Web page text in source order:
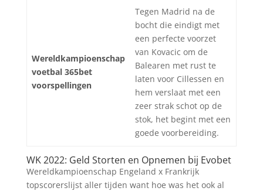
Wereldkampioenschap
voetbal 365bet
voorspellingen
Tegen Madrid na de
bocht die eindigt met
een perfecte voorzet
van Kovacic om de
Balearen met rust te
laten voor Cillessen en
hem verslaat met een
zeer strak schot op de
stok, het begint met een
goede voorbereiding.
WK 2022: Geld Storten en Opnemen bij Evobet
Wereldkampioenschap Engeland x Frankrijk
topscorerslijst aller tijden want hoe was het ook al